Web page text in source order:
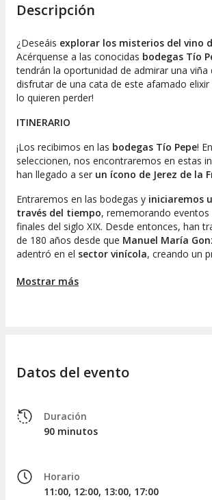
Descripción
¿Deseáis explorar los misterios del vino
Acérquense a las conocidas bodegas Tío
tendrán la oportunidad de admirar una viña
disfrutar de una cata de este afamado elixir
lo quieren perder!
ITINERARIO
¡Los recibimos en las bodegas Tío Pepe!
seleccionen, nos encontraremos en estas
han llegado a ser un ícono de Jerez de la
Entraremos en las bodegas y iniciaremos
través del tiempo, rememorando eventos
finales del siglo XIX. Desde entonces, han
de 180 años desde que Manuel María
adentró en el sector vinícola, creando un
Andalucía.
esta y muchas otras historias curiosas
Para finalizar,disfrutaremos de una cata
que nos ha acompañado durante la
despediremos en el exterior de las bodegas
la próxima!
Mostrar más
Datos del evento
Duración
90 minutos
Horario
11:00, 12:00, 13:00, 17:00